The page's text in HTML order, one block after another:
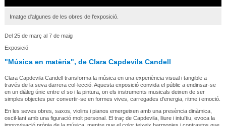
Imatge d'algunes de les obres de l'exposició.
Del 25 de març al 7 de maig
Exposició
"Música en matèria", de Clara Capdevila Candell
Clara Capdevila Candell transforma la música en una experiència visual i tangible a
través de la seva darrera col·lecció. Aquesta exposició convida el públic a endinsar-se
en un diàleg únic entre el so i la pintura, on els instruments musicals deixen de ser
simples objectes per convertir-se en formes vives, carregades d'energia, ritme i emoció.
En les seves obres, saxos, violins i pianos emergeixen amb una presència dinàmica,
oscil·lant amb una figuració molt personal. El traç de Capdevila, lliure i intuïtiu, evoca la